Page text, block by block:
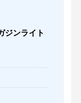
ジンライト